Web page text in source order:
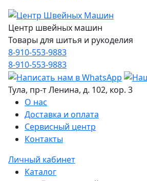
Центр швейных машин
Товары для шитья и рукоделия
8-910-553-9883
8-910-553-9883
Тула, пр-т Ленина, д. 102, кор. 3
О нас
Доставка и оплата
Сервисный центр
Контакты
Личный кабинет
Каталог